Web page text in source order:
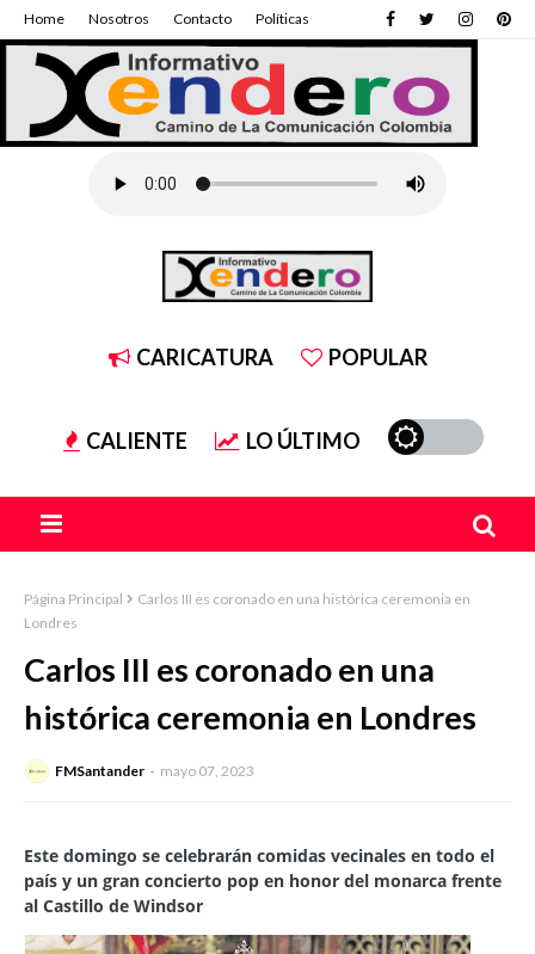
Home Nosotros Contacto Políticas
CARICATURA POPULAR
CALIENTE LO ÚLTIMO
Página Principal
Carlos III es coronado en una histórica ceremonia en
Londres
Carlos III es coronado en una
histórica ceremonia en Londres
FMSantander mayo 07, 2023
Este domingo se celebrarán comidas vecinales en todo el
país y un gran concierto pop en honor del monarca frente
al Castillo de Windsor